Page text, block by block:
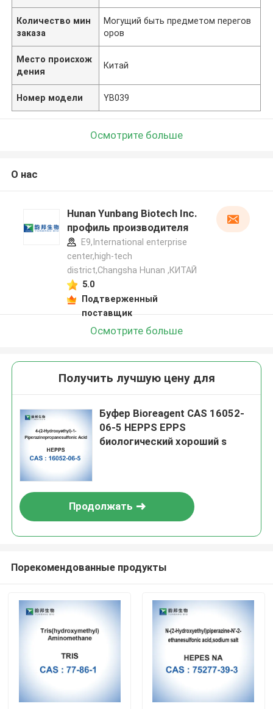
Количество мин
заказа
Могущий быть предметом перегов
оров
Место происхож
дения
Китай
Номер модели YB039
Осмотрите больше
О нас
Hunan Yunbang Biotech Inc.
профиль производителя
E9,International enterprise
center,high-tech
district,Changsha Hunan ,КИТАЙ
5.0
Подтверженный
поставщик
Осмотрите больше
Получить лучшую цену для
Буфер Bioreagent CAS 16052-
06-5 HEPPS EPPS
биологический хороший s
Продолжать
Порекомендованные продукты